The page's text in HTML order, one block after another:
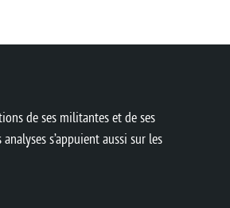
de ses militantes et de ses
s’appuient aussi sur les